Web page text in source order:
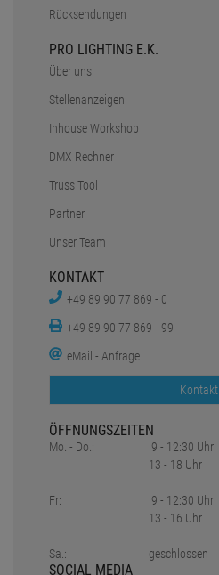
Rücksendungen
PRO LIGHTING E.K.
Über uns
Stellenanzeigen
Inhouse Workshop
DMX Rechner
Truss Tool
Partner
Unser Team
KONTAKT
+49 89 90 77 869 - 0
+49 89 90 77 869 - 99
eMail - Anfrage
Kontakt
ÖFFNUNGSZEITEN
Mo. - Do.:
Fr:
Sa.:
9 - 12:30 Uhr
13 - 18 Uhr
9 - 12:30 Uhr
13 - 16 Uhr
geschlossen
SOCIAL MEDIA